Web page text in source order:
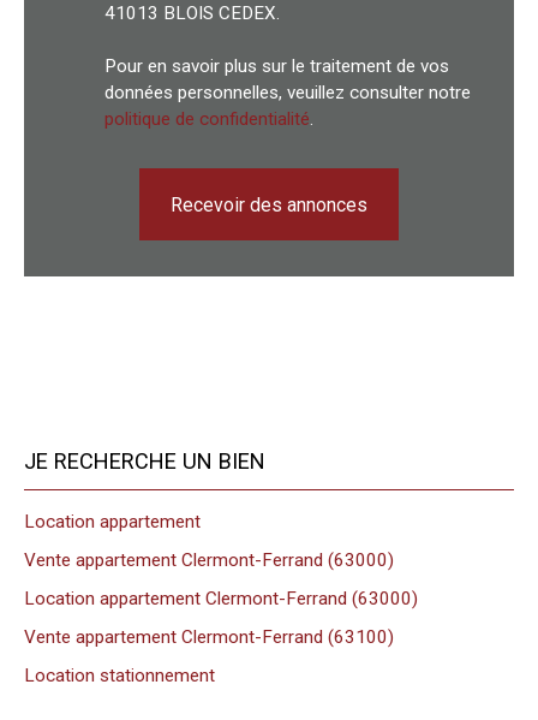
41013 BLOIS CEDEX.
Pour en savoir plus sur le traitement de vos
données personnelles, veuillez consulter notre
politique de confidentialité.
Recevoir des annonces
JE RECHERCHE UN BIEN
Location appartement
Vente appartement Clermont-Ferrand (63000)
Location appartement Clermont-Ferrand (63000)
Vente appartement Clermont-Ferrand (63100)
Location stationnement